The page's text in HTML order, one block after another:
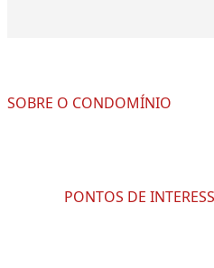
SOBRE O CONDOMÍNIO
PONTOS DE